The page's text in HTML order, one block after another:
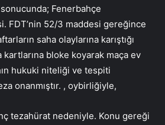
Fenerbahçe
FDT’nin 52/3 maddesi gereğince
saha olaylarına karıştığı
bloke koyarak maça ev
hukuki niteliği ve tespiti
onanmıştır. , oybirliğiyle,
tezahürat nedeniyle. Konu gereği